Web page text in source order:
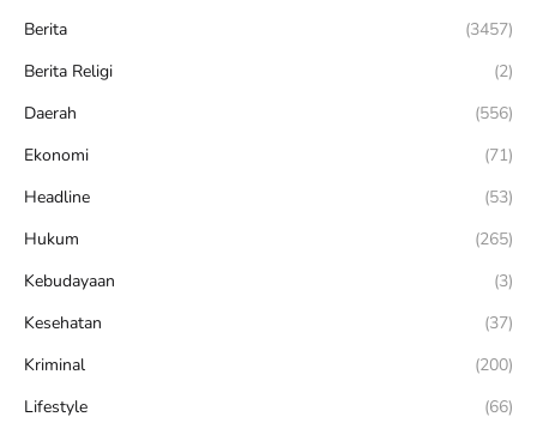
Berita
(3457)
Berita Religi
(2)
Daerah
(556)
Ekonomi
(71)
Headline
(53)
Hukum
(265)
Kebudayaan
(3)
Kesehatan
(37)
Kriminal
(200)
Lifestyle
(66)